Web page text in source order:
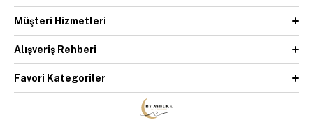
Müşteri Hizmetleri
Alışveriş Rehberi
Favori Kategoriler